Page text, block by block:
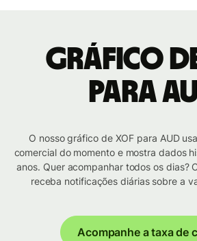
Gráfico de
para
O nosso gráfico de XOF para AUD
comercial do momento e mostra dados
anos. Quer acompanhar todos os dias?
receba notificações diárias sobre a
Acompanhe a taxa de